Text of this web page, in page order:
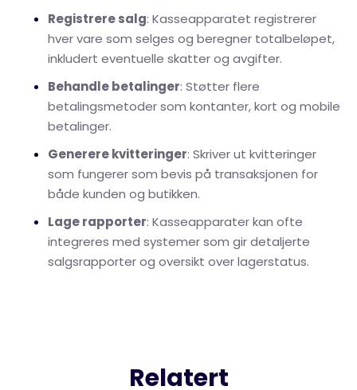
Registrere salg: Kasseapparatet registrerer
hver vare som selges og beregner totalbeløpet,
inkludert eventuelle skatter og avgifter.
Behandle betalinger: Støtter flere
betalingsmetoder som kontanter, kort og mobile
betalinger.
Generere kvitteringer: Skriver ut kvitteringer
som fungerer som bevis på transaksjonen for
både kunden og butikken.
Lage rapporter: Kasseapparater kan ofte
integreres med systemer som gir detaljerte
salgsrapporter og oversikt over lagerstatus.
Relatert